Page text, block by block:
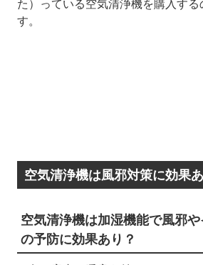
た）っている空気清浄機を購入する
す。
空気清浄機は風邪対策に効果
空気清浄機は加湿機能で風邪
の予防に効果あり？